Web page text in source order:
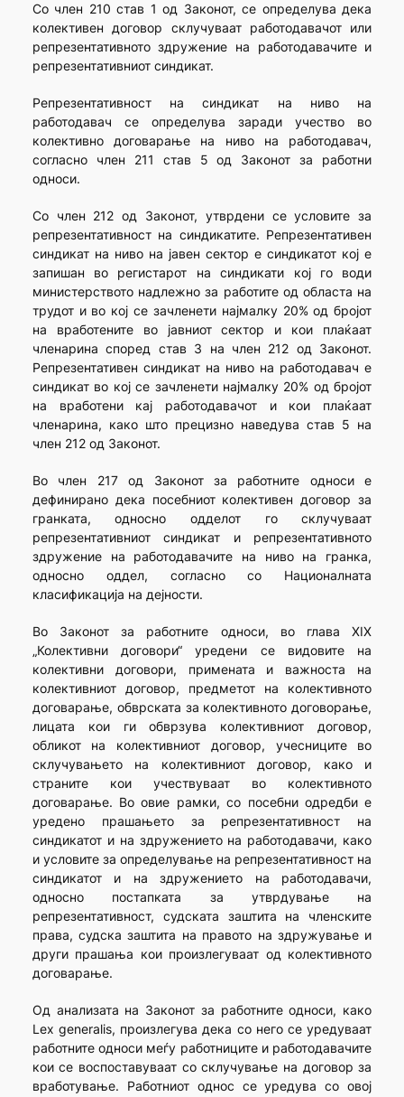
Со член 210 став 1 од Законот, се определува дека
колективен договор склучуваат работодавачот или
репрезентативното здружение на работодавачите и
репрезентативниот синдикат.
Репрезентативност на синдикат на ниво на
работодавач се определува заради учество во
колективно договарање на ниво на работодавач,
согласно член 211 став 5 од Законот за работни
односи.
Со член 212 од Законот, утврдени се условите за
репрезентативност на синдикатите. Репрезентативен
синдикат на ниво на јавен сектор е синдикатот кој е
запишан во регистарот на синдикати кој го води
министерството надлежно за работите од областа на
трудот и во кој се зачленети најмалку 20% од бројот
на вработените во јавниот сектор и кои плаќаат
членарина според став 3 на член 212 од Законот.
Репрезентативен синдикат на ниво на работодавач е
синдикат во кој се зачленети најмалку 20% од бројот
на вработени кај работодавачот и кои плаќаат
членарина, како што прецизно наведува став 5 на
член 212 од Законот.
Во член 217 од Законот за работните односи е
дефинирано дека посебниот колективен договор за
гранката, односно одделот го склучуваат
репрезентативниот синдикат и репрезентативното
здружение на работодавачите на ниво на гранка,
односно оддел, согласно со Националната
класификација на дејности.
Во Законот за работните односи, во глава XIX
„Колективни договори“ уредени се видовите на
колективни договори, примената и важноста на
колективниот договор, предметот на колективното
договарање, обврската за колективното договорање,
лицата кои ги обврзува колективниот договор,
обликот на колективниот договор, учесниците во
склучувањето на колективниот договор, како и
страните кои учествуваат во колективното
договарање. Во овие рамки, со посебни одредби е
уредено прашањето за репрезентативност на
синдикатот и на здружението на работодавачи, како
и условите за определување на репрезентативност на
синдикатот и на здружението на работодавачи,
односно постапката за утврдување на
репрезентативност, судската заштита на членските
права, судска заштита на правото на здружување и
други прашања кои произлегуваат од колективното
договарање.
Од анализата на Законот за работните односи, како
Lex generalis, произлегува дека со него се уредуваат
работните односи меѓу работниците и работодавачите
кои се воспоставуваат со склучување на договор за
вработување. Работниот однос се уредува со овој